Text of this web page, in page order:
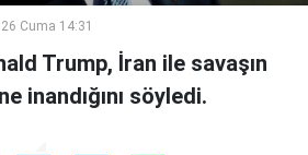
Cuma 14:31
Trump, İran ile savaşın
inandığını söyledi.